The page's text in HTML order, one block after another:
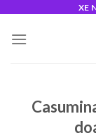
content
XE